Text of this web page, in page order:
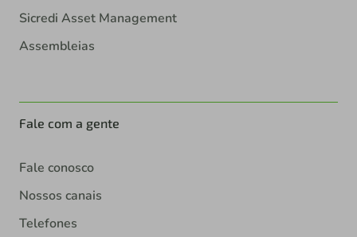
Sicredi Asset Management
Assembleias
Fale com a gente
Fale conosco
Nossos canais
Telefones